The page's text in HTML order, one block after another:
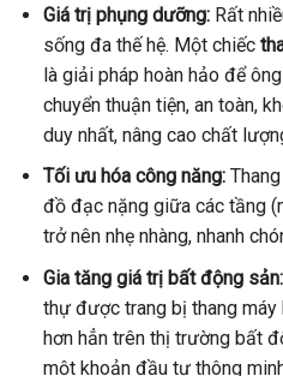
Giá trị phụng dưỡng:Rất
sống đa thế hệ. Một chiếc
là giải pháp hoàn hảo để
chuyển thuận tiện, an toàn,
duy nhất, nâng cao chất
Tối ưu hóa công năng:Thang
đồ đạc nặng giữa các tầng
trở nên nhẹ nhàng, nhanh
Gia tăng giá trị bất động sản:
thự được trang bị thang
hơn hẳn trên thị trường bất
một khoản đầu tư thông